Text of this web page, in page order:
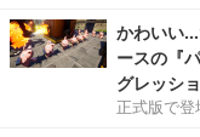
かわいい…
ースの『
グレッシ
正式版で登